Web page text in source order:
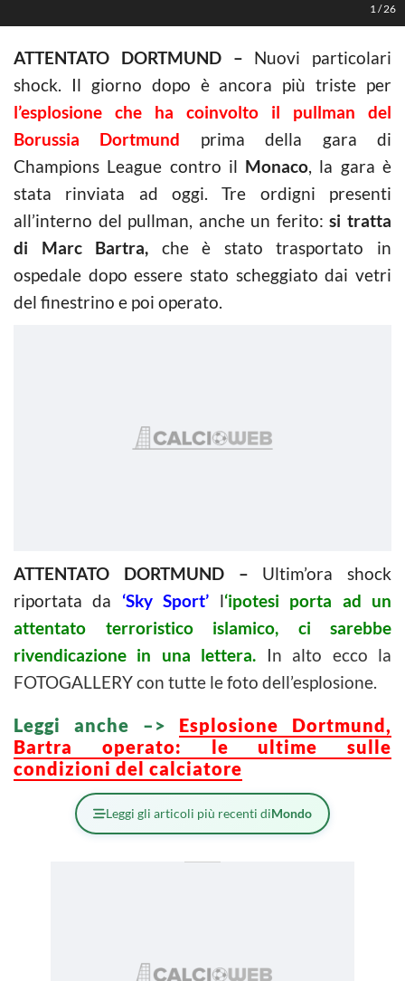
1 /26
ATTENTATO DORTMUND – Nuovi particolari
shock. Il giorno dopo è ancora più triste per
l’esplosione che ha coinvolto il pullman del
Borussia Dortmund prima della gara di
Champions League contro il Monaco, la gara è
stata rinviata ad oggi. Tre ordigni presenti
all’interno del pullman, anche un ferito:si tratta
di Marc Bartra, che è stato trasportato in
ospedale dopo essere stato scheggiato dai vetri
del finestrino e poi operato.
ATTENTATO DORTMUND – Ultim’ora shock
riportata da ‘Sky Sport’ l‘ipotesi porta ad un
attentato terroristico islamico, ci sarebbe
rivendicazione in una lettera. In alto ecco la
FOTOGALLERY con tutte le foto dell’esplosione.
Leggi anche –>
Esplosione Dortmund,
Bartra operato: le ultime sulle
condizioni del calciatore
Leggi gli articoli più recenti diMondo